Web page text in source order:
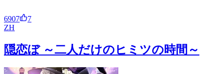
6907
7
ZH
隠恋ぼ ～二人だけのヒミツの時間～